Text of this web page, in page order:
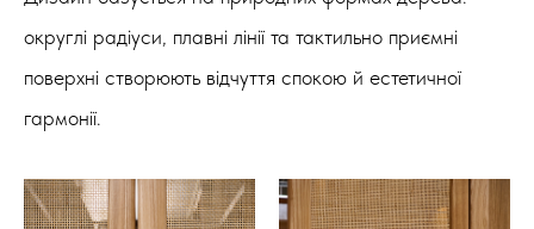
округлі радіуси, плавні лінії та тактильно приємні
поверхні створюють відчуття спокою й естетичної
гармонії.